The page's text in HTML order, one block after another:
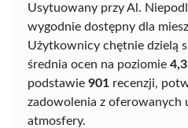
Usytuowany przy Al.
wygodnie dostępny dla
Użytkownicy chętnie dzielą
średnia ocen na poziomie 4,3
podstawie 901 recenzji,
zadowolenia z oferowanych
atmosfery.